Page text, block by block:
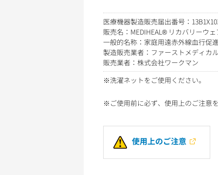
医療機器製造販売届出番号：
販売名：MEDIHEAL® リカバリーウ
一般的名称：家庭用遠赤外線血行促
製造販売業者：ファーストメディカ
販売業者：株式会社ワークマン
※洗濯ネットをご使用ください。
※ご使用前に必ず、使用上のご注意
使用上のご注意